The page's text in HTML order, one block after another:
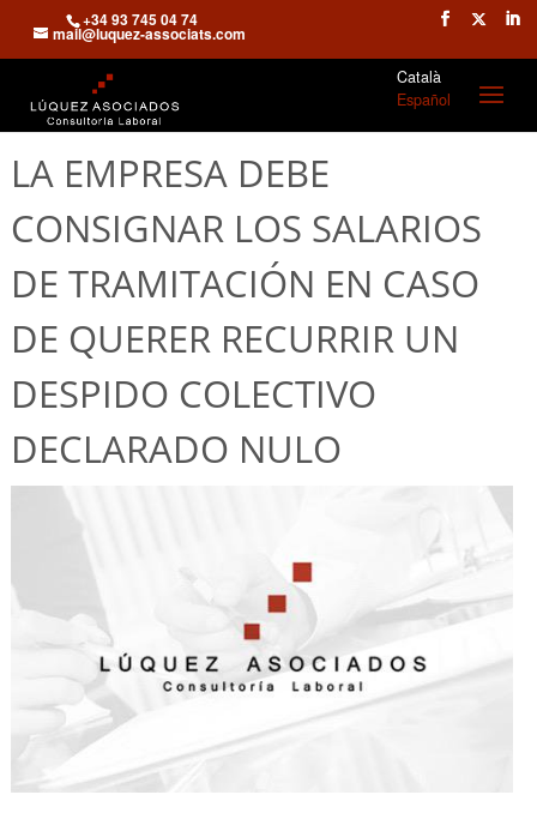
+34 93 745 04 74
mail@luquez-associats.com
Català
Español
LA EMPRESA DEBE
CONSIGNAR LOS SALARIOS
DE TRAMITACIÓN EN CASO
DE QUERER RECURRIR UN
DESPIDO COLECTIVO
DECLARADO NULO